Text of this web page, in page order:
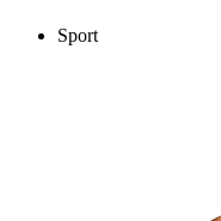
Sport